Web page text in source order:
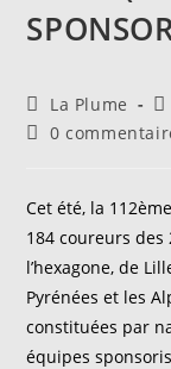
Auteur/autrice
de
La Plume
Commentaires
publication :
0
Cet été, la
184 coureurs
l’hexagone, de
Pyrénées et les
constituées par
équipes